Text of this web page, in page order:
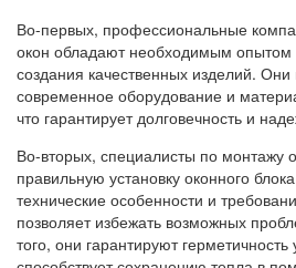
Во-первых, профессиональные
окон обладают необходимым
создания качественных изделий. Они
современное оборудование и
что гарантирует долговечность и
Во-вторых, специалисты по монтажу
правильную установку оконного
технические особенности и
позволяет избежать возможных
того, они гарантируют герметичность